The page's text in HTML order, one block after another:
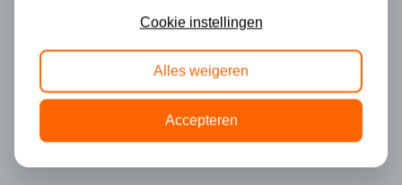
Cookie instellingen
Alles weigeren
Accepteren